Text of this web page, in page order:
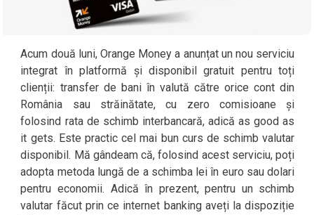
Acum două luni, Orange Money a anunțat un nou serviciu
integrat în platformă și disponibil gratuit pentru toți
clienții: transfer de bani în valută către orice cont din
România sau străinătate, cu zero comisioane și
folosind rata de schimb interbancară, adică as good as
it gets. Este practic cel mai bun curs de schimb valutar
disponibil. Mă gândeam că, folosind acest serviciu, poți
adopta metoda lungă de a schimba lei în euro sau dolari
pentru economii. Adică în prezent, pentru un schimb
valutar făcut prin ce internet banking aveți la dispoziție